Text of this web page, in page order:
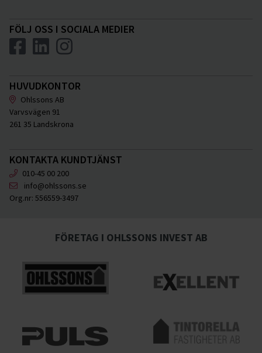
FÖLJ OSS I SOCIALA MEDIER
HUVUDKONTOR
Ohlssons AB
Varvsvägen 91
261 35 Landskrona
KONTAKTA KUNDTJÄNST
010-45 00 200
info@ohlssons.se
Org.nr: 556559-3497
FÖRETAG I OHLSSONS INVEST AB